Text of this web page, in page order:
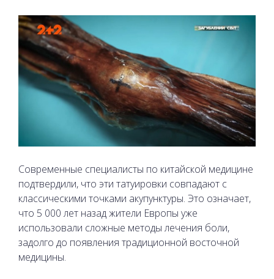
Современные специалисты по китайской медицине
подтвердили, что эти татуировки совпадают с
классическими точками акупунктуры. Это означает,
что 5 000 лет назад жители Европы уже
использовали сложные методы лечения боли,
задолго до появления традиционной восточной
медицины.